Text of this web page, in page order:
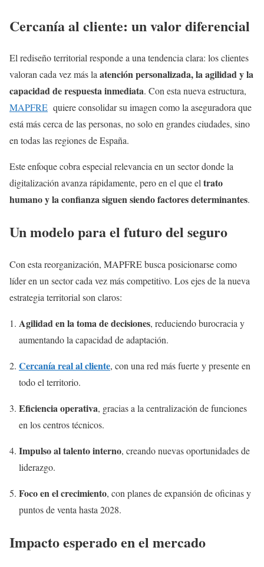
Cercanía al cliente: un valor diferencial
El rediseño territorial responde a una tendencia clara: los clientes
valoran cada vez más laatención personalizada, la agilidad y la
capacidad de respuesta inmediata. Con esta nueva estructura,
MAPFRE quiere consolidar su imagen como la aseguradora que
está más cerca de las personas, no solo en grandes ciudades, sino
en todas las regiones de España.
Este enfoque cobra especial relevancia en un sector donde la
digitalización avanza rápidamente, pero en el que eltrato
humano y la confianza siguen siendo factores determinantes.
Un modelo para el futuro del seguro
Con esta reorganización, MAPFRE busca posicionarse como
líder en un sector cada vez más competitivo. Los ejes de la nueva
estrategia territorial son claros:
Agilidad en la toma de decisiones, reduciendo burocracia y
aumentando la capacidad de adaptación.
Cercanía real al cliente, con una red más fuerte y presente en
todo el territorio.
Eficiencia operativa, gracias a la centralización de funciones
en los centros técnicos.
Impulso al talento interno, creando nuevas oportunidades de
liderazgo.
Foco en el crecimiento, con planes de expansión de oficinas y
puntos de venta hasta 2028.
Impacto esperado en el mercado